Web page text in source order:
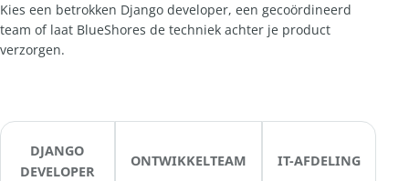
Kies een betrokken Django developer, een gecoördineerd
team of laat BlueShores de techniek achter je product
verzorgen.
DJANGO
DEVELOPER
ONTWIKKELTEAM IT-AFDELING